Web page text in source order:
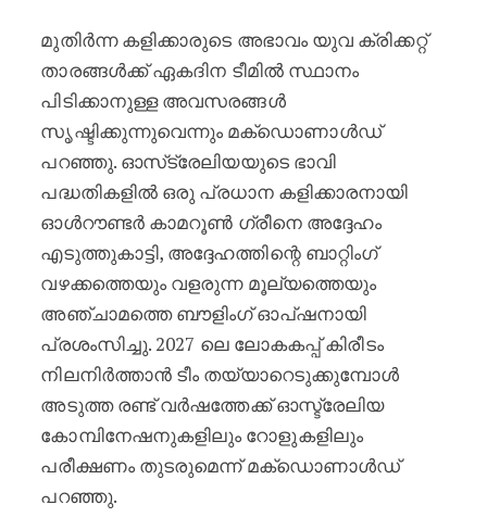
മുതിർന്ന കളിക്കാരുടെ അഭാവം യുവ ക്രിക്കറ്റ്
താരങ്ങൾക്ക് ഏകദിന ടീമിൽ സ്ഥാനം
പിടിക്കാനുള്ള അവസരങ്ങൾ
സൃഷ്ടിക്കുന്നുവെന്നും മക്ഡൊണാൾഡ്
പറഞ്ഞു. ഓസ്‌ട്രേലിയയുടെ ഭാവി
പദ്ധതികളിൽ ഒരു പ്രധാന കളിക്കാരനായി
ഓൾറൗണ്ടർ കാമറൂൺ ഗ്രീനെ അദ്ദേഹം
എടുത്തുകാട്ടി, അദ്ദേഹത്തിന്റെ ബാറ്റിംഗ്
വഴക്കത്തെയും വളരുന്ന മൂല്യത്തെയും
അഞ്ചാമത്തെ ബൗളിംഗ് ഓപ്ഷനായി
പ്രശംസിച്ചു. 2027 ലെ ലോകകപ്പ് കിരീടം
നിലനിർത്താൻ ടീം തയ്യാറെടുക്കുമ്പോൾ
അടുത്ത രണ്ട് വർഷത്തേക്ക് ഓസ്ട്രേലിയ
കോമ്പിനേഷനുകളിലും റോളുകളിലും
പരീക്ഷണം തുടരുമെന്ന് മക്ഡൊണാൾഡ്
പറഞ്ഞു.